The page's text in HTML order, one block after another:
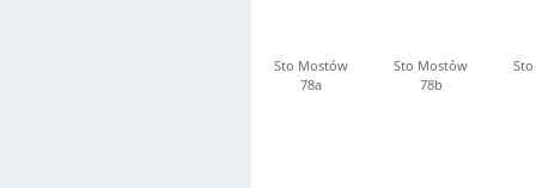
Sto Mostów
78a
Sto Mostów
78b